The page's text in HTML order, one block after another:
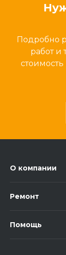
Подробно
работ и
О компании
Ремонт
Помощь